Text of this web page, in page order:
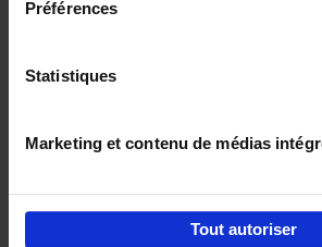
Préférences
Statistiques
Marketing et contenu de médias
Tout autoriser
completely